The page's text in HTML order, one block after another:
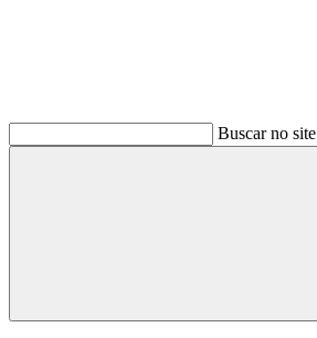
Buscar no site
Buscar